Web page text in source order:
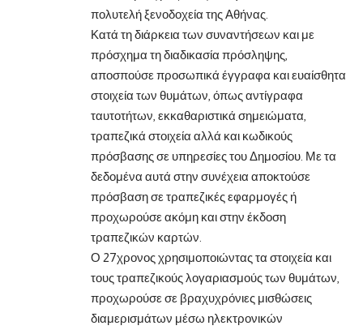
πολυτελή ξενοδοχεία της Αθήνας.
Κατά τη διάρκεια των συναντήσεων και με
πρόσχημα τη διαδικασία πρόσληψης,
αποσπούσε προσωπικά έγγραφα και ευαίσθητα
στοιχεία των θυμάτων, όπως αντίγραφα
ταυτοτήτων, εκκαθαριστικά σημειώματα,
τραπεζικά στοιχεία αλλά και κωδικούς
πρόσβασης σε υπηρεσίες του Δημοσίου. Με τα
δεδομένα αυτά στην συνέχεια αποκτούσε
πρόσβαση σε τραπεζικές εφαρμογές ή
προχωρούσε ακόμη και στην έκδοση
τραπεζικών καρτών.
Ο 27χρονος χρησιμοποιώντας τα στοιχεία και
τους τραπεζικούς λογαριασμούς των θυμάτων,
προχωρούσε σε βραχυχρόνιες μισθώσεις
διαμερισμάτων μέσω ηλεκτρονικών